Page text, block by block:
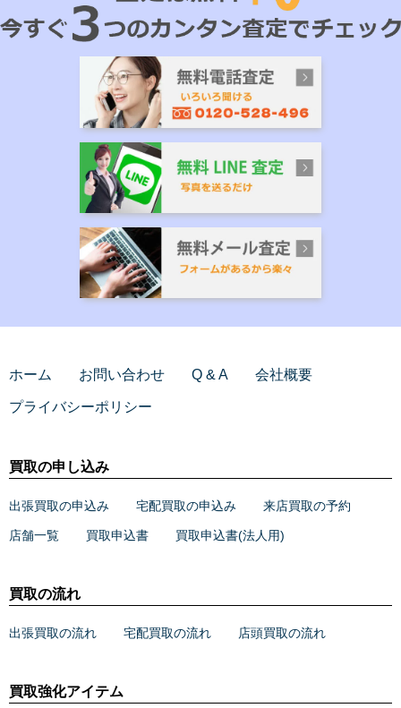
ホーム お問い合わせ Q & A 会社概要
プライバシーポリシー
買取の申し込み
出張買取の申込み 宅配買取の申込み 来店買取の予約
店舗一覧 買取申込書 買取申込書(法人用)
買取の流れ
出張買取の流れ 宅配買取の流れ 店頭買取の流れ
買取強化アイテム